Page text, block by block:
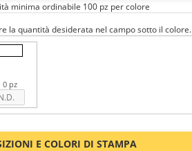
minima ordinabile 100 pz per colore
la quantità desiderata nel campo sotto il colore.
0 pz
E COLORI DI STAMPA